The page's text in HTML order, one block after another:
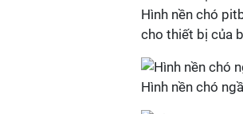
Hình nền chó
cho thiết bị của
Hình nền chó